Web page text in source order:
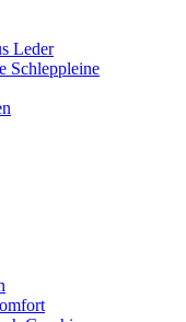
Leder
Schleppleine